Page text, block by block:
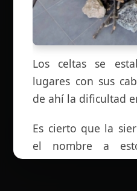
Los celtas se
lugares con sus
de ahí la dificultad
Es cierto que la
el nombre a
nuestra península.